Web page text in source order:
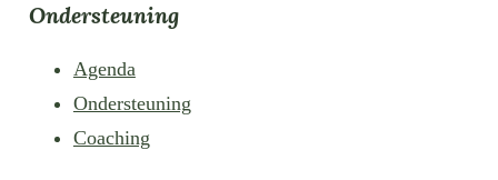
Ondersteuning
Agenda
Ondersteuning
Coaching